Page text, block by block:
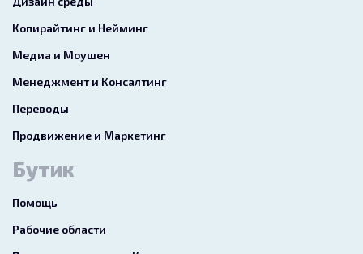
Копирайтинг и Нейминг
Медиа и Моушен
Менеджмент и Консалтинг
Переводы
Продвижение и Маркетинг
Бутик
Помощь
Рабочие области